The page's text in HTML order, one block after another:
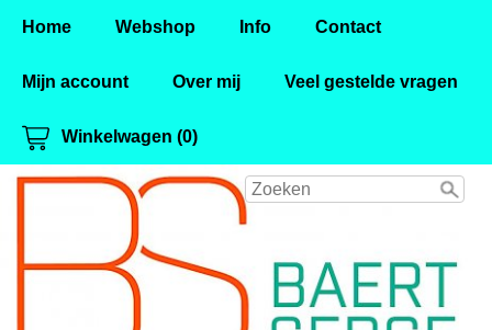
Home Webshop Info Contact
Mijn account Over mij Veel gestelde vragen
Winkelwagen (0)